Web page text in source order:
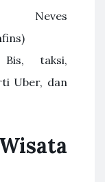
Neves
taksi,
Uber, dan